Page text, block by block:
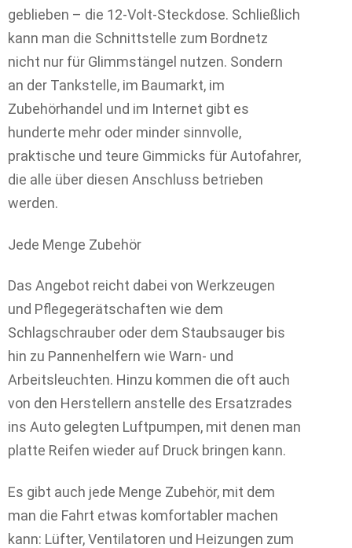
geblieben – die 12-Volt-Steckdose. Schließlich
kann man die Schnittstelle zum Bordnetz
nicht nur für Glimmstängel nutzen. Sondern
an der Tankstelle, im Baumarkt, im
Zubehörhandel und im Internet gibt es
hunderte mehr oder minder sinnvolle,
praktische und teure Gimmicks für Autofahrer,
die alle über diesen Anschluss betrieben
werden.
Jede Menge Zubehör
Das Angebot reicht dabei von Werkzeugen
und Pflegegerätschaften wie dem
Schlagschrauber oder dem Staubsauger bis
hin zu Pannenhelfern wie Warn- und
Arbeitsleuchten. Hinzu kommen die oft auch
von den Herstellern anstelle des Ersatzrades
ins Auto gelegten Luftpumpen, mit denen man
platte Reifen wieder auf Druck bringen kann.
Es gibt auch jede Menge Zubehör, mit dem
man die Fahrt etwas komfortabler machen
kann: Lüfter, Ventilatoren und Heizungen zum